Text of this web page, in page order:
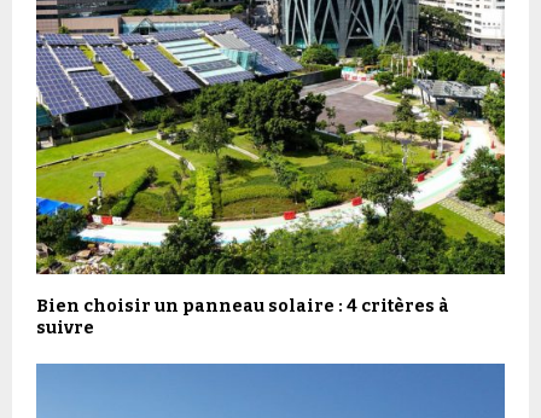
Bien choisir un panneau solaire : 4 critères à
suivre